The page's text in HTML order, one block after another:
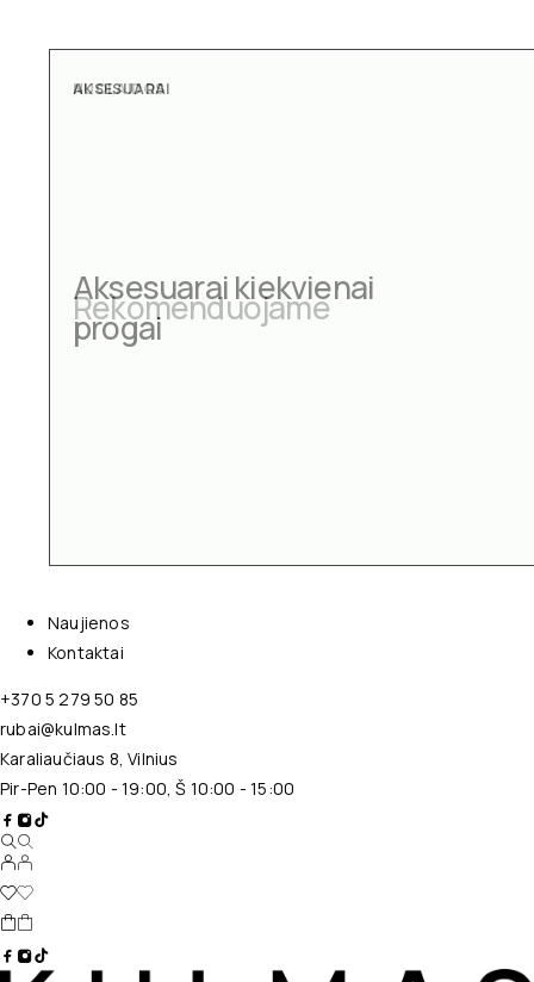
AKSESUARAI
Aksesuarai kiekvienai
progai
Naujienos
Kontaktai
+370 5 279 50 85
rubai@kulmas.lt
Karaliaučiaus 8, Vilnius
Pir-Pen 10:00 - 19:00, Š 10:00 - 15:00